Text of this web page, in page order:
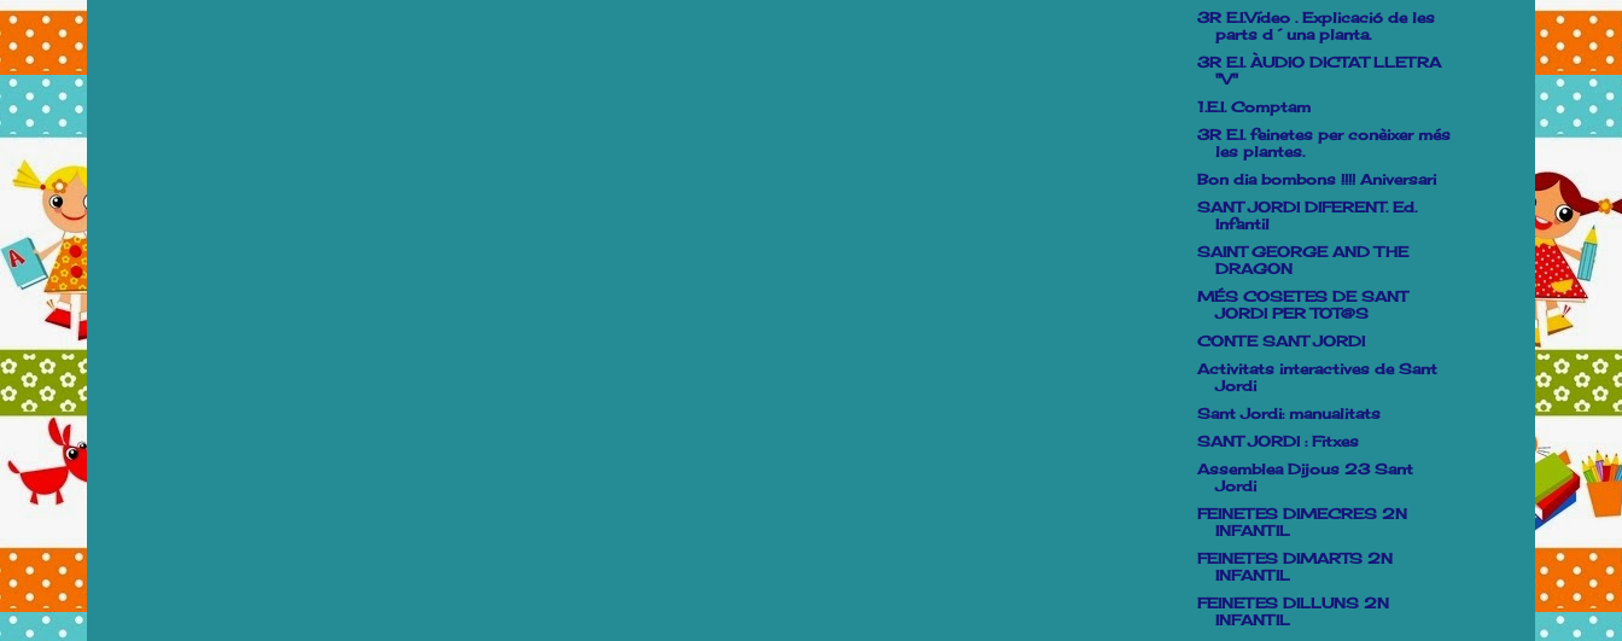
3R E.I.Vídeo . Explicació de les
parts d´una planta.
3R E.I. ÀUDIO DICTAT LLETRA
"V"
1.E.I. Comptam
3R E.I. feinetes per conèixer més
les plantes.
Bon dia bombons !!!! Aniversari
SANT JORDI DIFERENT. Ed.
Infantil
SAINT GEORGE AND THE
DRAGON
MÉS COSETES DE SANT
JORDI PER TOT@S
CONTE SANT JORDI
Activitats interactives de Sant
Jordi
Sant Jordi: manualitats
SANT JORDI : Fitxes
Assemblea Dijous 23 Sant
Jordi
FEINETES DIMECRES 2N
INFANTIL
FEINETES DIMARTS 2N
INFANTIL
FEINETES DILLUNS 2N
INFANTIL